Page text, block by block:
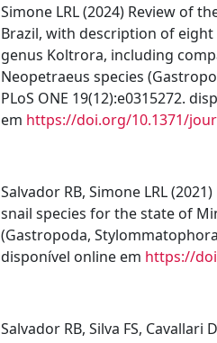
Simone LRL (2024) Review of
Brazil, with description of
genus Koltrora, including
Neopetraeus species
PLoS ONE 19(12):e0315272.
em https://doi.org/10.1371/
Salvador RB, Simone LRL
snail species for the state of
(Gastropoda,
disponível online em https://
Salvador RB, Silva FS, Cavallari